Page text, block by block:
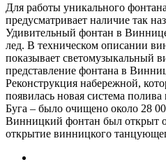
Для работы уникального
предусматривает наличие так
Удивительный фонтан в
лед. В техническом описании
показывает светомузыкальный
представление фонтана в
Реконструкция набережной,
появилась новая система
Буга – было очищено около 28
Винницкий фонтан был открыт
открытие винницкого